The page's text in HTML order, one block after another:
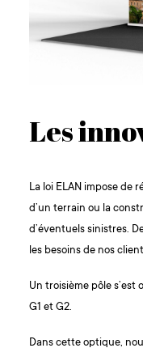
Les
La loi ELAN impose de
d’un terrain ou la
d’éventuels sinistres.
les besoins de nos
Un troisième pôle
G1 et G2.
Dans cette optique,